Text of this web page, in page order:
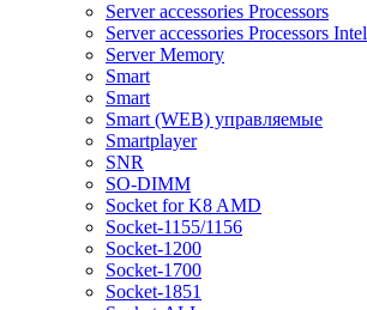
Server accessories Processors
Server accessories Processors Intel
Server Memory
Smart
Smart
Smart (WEB) управляемые
Smartplayer
SNR
SO-DIMM
Socket for K8 AMD
Socket-1155/1156
Socket-1200
Socket-1700
Socket-1851